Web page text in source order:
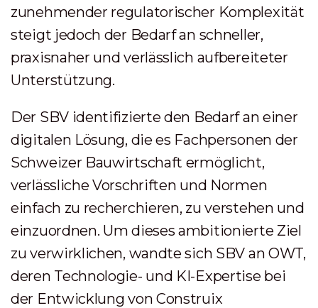
zunehmender regulatorischer Komplexität
steigt jedoch der Bedarf an schneller,
praxisnaher und verlässlich aufbereiteter
Unterstützung.
Der SBV identifizierte den Bedarf an einer
digitalen Lösung, die es Fachpersonen der
Schweizer Bauwirtschaft ermöglicht,
verlässliche Vorschriften und Normen
einfach zu recherchieren, zu verstehen und
einzuordnen. Um dieses ambitionierte Ziel
zu verwirklichen, wandte sich SBV an OWT,
deren Technologie- und KI-Expertise bei
der Entwicklung von Construix